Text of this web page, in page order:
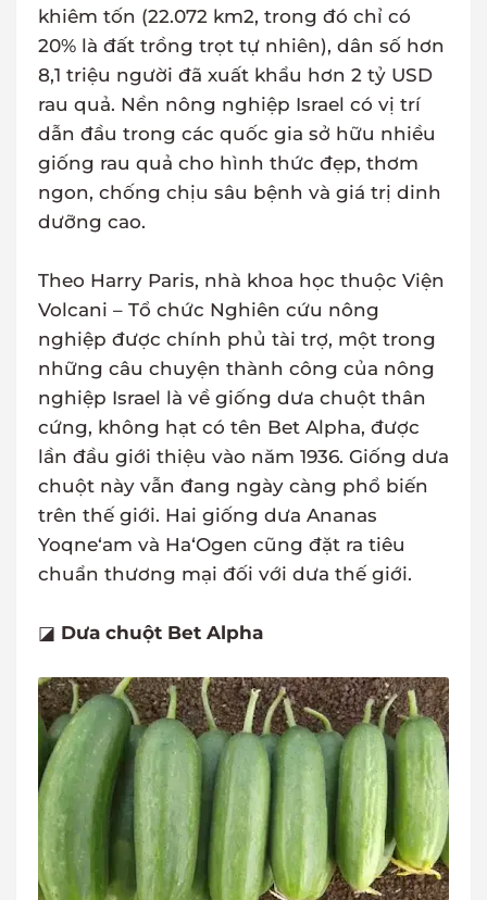
khiêm tốn (22.072 km2, trong đó chỉ có
20% là đất trồng trọt tự nhiên), dân số hơn
8,1 triệu người đã xuất khẩu hơn 2 tỷ USD
rau quả. Nền nông nghiệp Israel có vị trí
dẫn đầu trong các quốc gia sở hữu nhiều
giống rau quả cho hình thức đẹp, thơm
ngon, chống chịu sâu bệnh và giá trị dinh
dưỡng cao.
Theo Harry Paris, nhà khoa học thuộc Viện
Volcani – Tổ chức Nghiên cứu nông
nghiệp được chính phủ tài trợ, một trong
những câu chuyện thành công của nông
nghiệp Israel là về giống dưa chuột thân
cứng, không hạt có tên Bet Alpha, được
lần đầu giới thiệu vào năm 1936. Giống dưa
chuột này vẫn đang ngày càng phổ biến
trên thế giới. Hai giống dưa Ananas
Yoqne‘am và Ha‘Ogen cũng đặt ra tiêu
chuẩn thương mại đối với dưa thế giới.
◪ Dưa chuột Bet Alpha